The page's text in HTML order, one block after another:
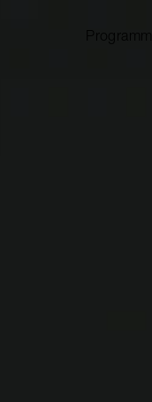
Programme